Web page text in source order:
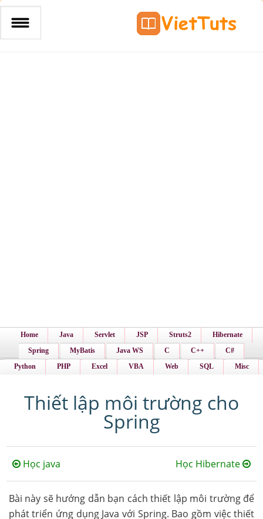
Home Java Servlet JSP Struts2
Hibernate
Spring
MyBatis Java WS C C++
C#
Python
PHP Excel VBA Web SQL Misc
Thiết lập môi trường cho
Spring
Học java Học Hibernate
Bài này sẽ hướng dẫn bạn cách thiết lập môi trường để
phát triển ứng dụng Java với Spring. Bao gồm việc thiết